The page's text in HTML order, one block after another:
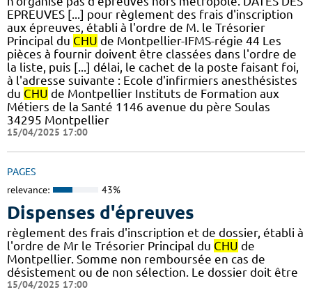
EPREUVES [...] pour règlement des frais d'inscription
aux épreuves, établi à l'ordre de M. le Trésorier
Principal du CHU de Montpellier-IFMS-régie 44 Les
pièces à fournir doivent être classées dans l'ordre de
la liste, puis [...] délai, le cachet de la poste faisant foi,
à l'adresse suivante : Ecole d'infirmiers anesthésistes
du CHU de Montpellier Instituts de Formation aux
Métiers de la Santé 1146 avenue du père Soulas
34295 Montpellier
15/04/2025 17:00
PAGES
relevance: 43%
Dispenses d'épreuves
règlement des frais d'inscription et de dossier, établi à
l'ordre de Mr le Trésorier Principal du CHU de
Montpellier. Somme non remboursée en cas de
désistement ou de non sélection. Le dossier doit être
15/04/2025 17:00